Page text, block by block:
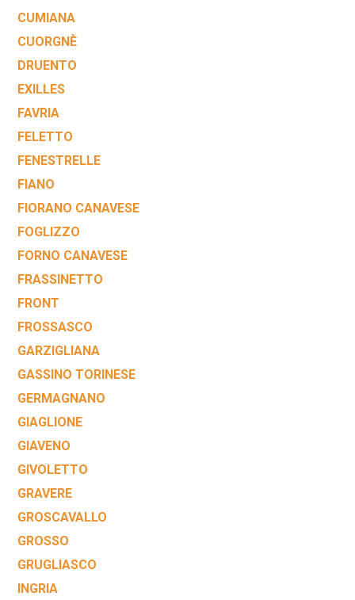
CUMIANA
CUORGNÈ
DRUENTO
EXILLES
FAVRIA
FELETTO
FENESTRELLE
FIANO
FIORANO CANAVESE
FOGLIZZO
FORNO CANAVESE
FRASSINETTO
FRONT
FROSSASCO
GARZIGLIANA
GASSINO TORINESE
GERMAGNANO
GIAGLIONE
GIAVENO
GIVOLETTO
GRAVERE
GROSCAVALLO
GROSSO
GRUGLIASCO
INGRIA